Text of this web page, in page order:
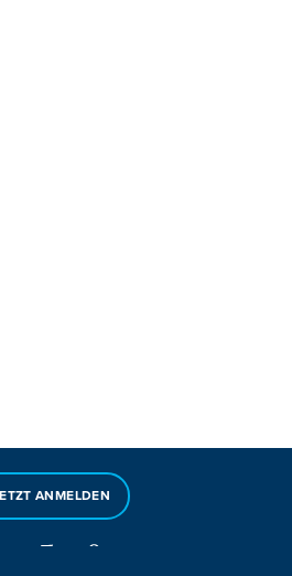
ANMELDEN